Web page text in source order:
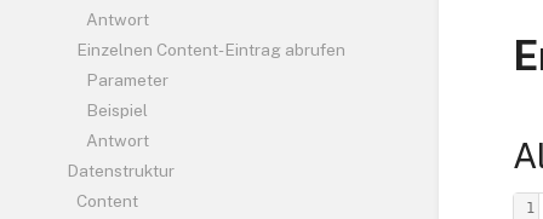
Antwort
Einzelnen Content-Eintrag abrufen
Parameter
Beispiel
Antwort
Datenstruktur
Content
1